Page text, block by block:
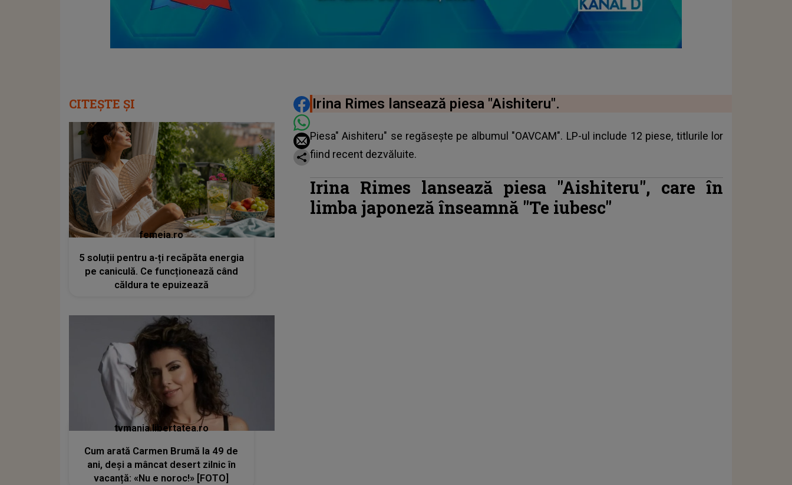
DISTRIBUIE ARTICOLUL
Irina Rimes lansează piesa "Aishiteru".
Piesa"Aishiteru" se regăsește pe albumul "OAVCAM". LP-ul include 12 piese, titlurile lor
fiind recent dezvăluite.
Irina Rimes lansează piesa "Aishiteru", care în
limba japoneză înseamnă "Te iubesc"
CITEȘTE ȘI
femeia.ro
5 soluții pentru a-ți recăpăta energia
pe caniculă. Ce funcționează când
căldura te epuizează
tvmania.libertatea.ro
Cum arată Carmen Brumă la 49 de
ani, deși a mâncat desert zilnic în
vacanță: «Nu e noroc!» [FOTO]